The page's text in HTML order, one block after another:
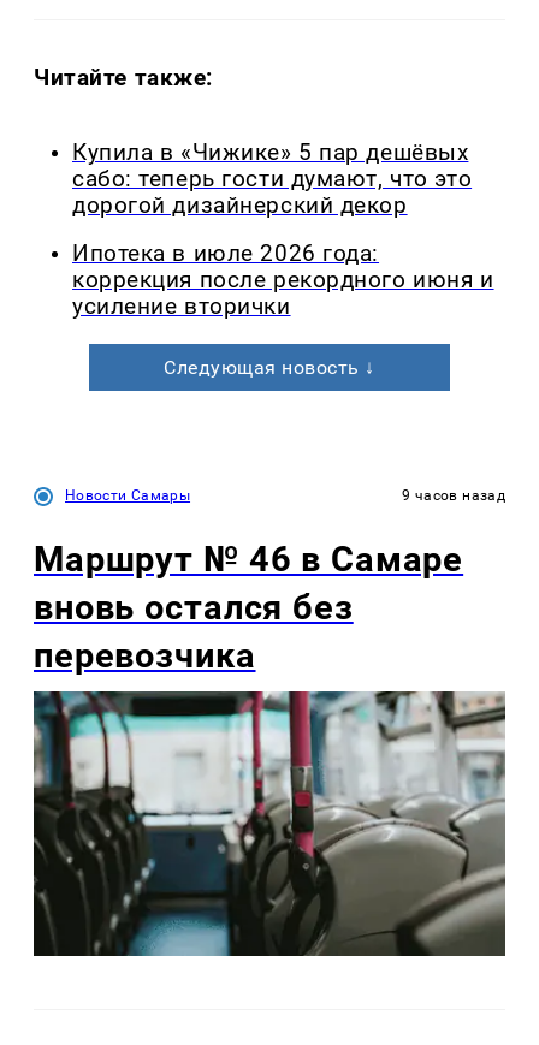
Читайте также:
Купила в «Чижике» 5 пар дешёвых
сабо: теперь гости думают, что это
дорогой дизайнерский декор
Ипотека в июле 2026 года:
коррекция после рекордного июня и
усиление вторички
Следующая новость ↓
Новости Самары 9 часов назад
Маршрут № 46 в Самаре
вновь остался без
перевозчика